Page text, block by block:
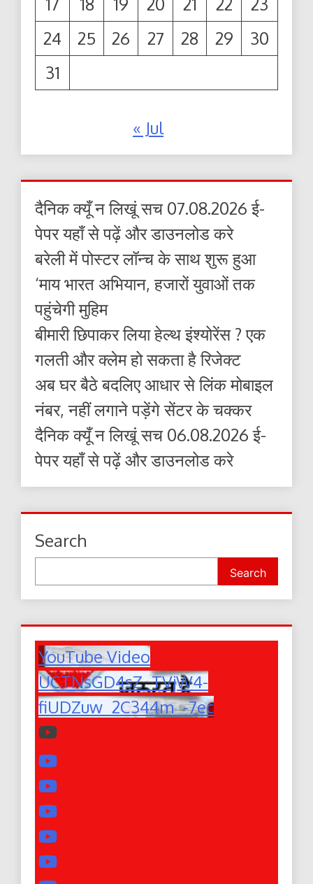
24
25 26 27 28 29
30
31
« Jul
दैनिक क्यूँ न लिखूं सच 07.08.2026 ई-
पेपर यहाँ से पढ़ें और डाउनलोड करे
बरेली में पोस्टर लॉन्च के साथ शुरू हुआ
‘माय भारत अभियान, हजारों युवाओं तक
पहुंचेगी मुहिम
बीमारी छिपाकर लिया हेल्थ इंश्योरेंस ? एक
गलती और क्लेम हो सकता है रिजेक्ट
अब घर बैठे बदलिए आधार से लिंक मोबाइल
नंबर, नहीं लगाने पड़ेंगे सेंटर के चक्कर
दैनिक क्यूँ न लिखूं सच 06.08.2026 ई-
पेपर यहाँ से पढ़ें और डाउनलोड करे
Search
Search
YouTube Video
UCTNsGD4sZ_TVjW4-
fiUDZuw_2C344m_-7ec